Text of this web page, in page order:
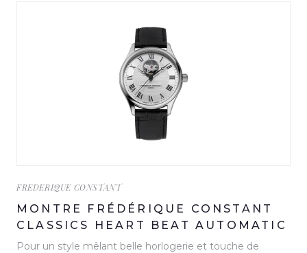
FREDERIQUE CONSTANT
MONTRE FRÉDÉRIQUE CONSTANT
CLASSICS HEART BEAT AUTOMATIC
Pour un style mêlant belle horlogerie et touche de